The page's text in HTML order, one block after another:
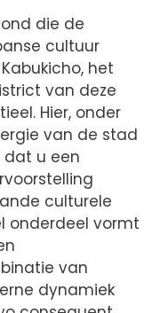
die de
cultuur
het
van deze
Hier, onder
van de stad
dat u een
culturele
onderdeel vormt
van
dynamiek